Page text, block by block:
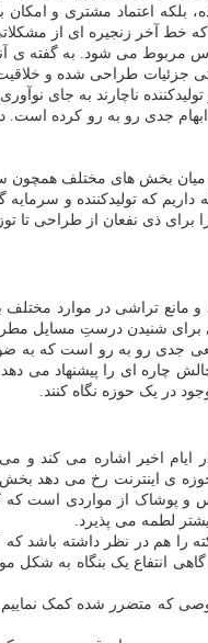
بلکه اعتماد مشتری و
خط آخر زنجیره ای از
مربوط می شود. به گفته ی
جزئیات طراحی شده و
ناچارند به جای نوآوری
جدی رو به رو کرده است.
بخش های مختلف همچون
که تولیدکننده و
ذی نفعان از طراحی تا
تراشی در موارد مختلف
برای شنیدن درستِ مسایل
جدی رو به رو است که به
چاره ای را پیشنهاد می
در یک حوزه نگاه کنند.
اخیر اشاره می کند و
ی اینترنت رخ می دهد
و پوشاک از مواردی است که
لطمه می پذیرد.
انتفاع یک بنگاه به
که متضرر شده کمک